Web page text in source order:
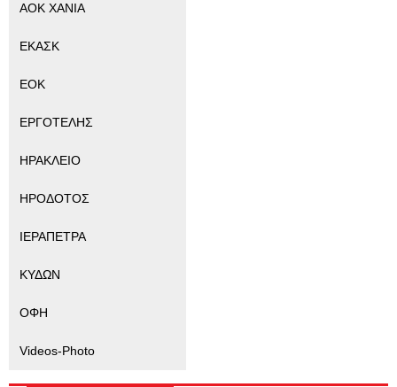
ΑΟΚ ΧΑΝΙΑ
ΕΚΑΣΚ
ΕΟΚ
ΕΡΓΟΤΕΛΗΣ
ΗΡΑΚΛΕΙΟ
ΗΡΟΔΟΤΟΣ
ΙΕΡΑΠΕΤΡΑ
ΚΥΔΩΝ
ΟΦΗ
Videos-Photo